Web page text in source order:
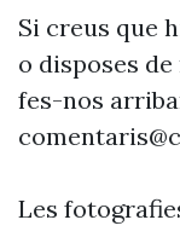
Si creus que
o disposes
fes-nos
Les